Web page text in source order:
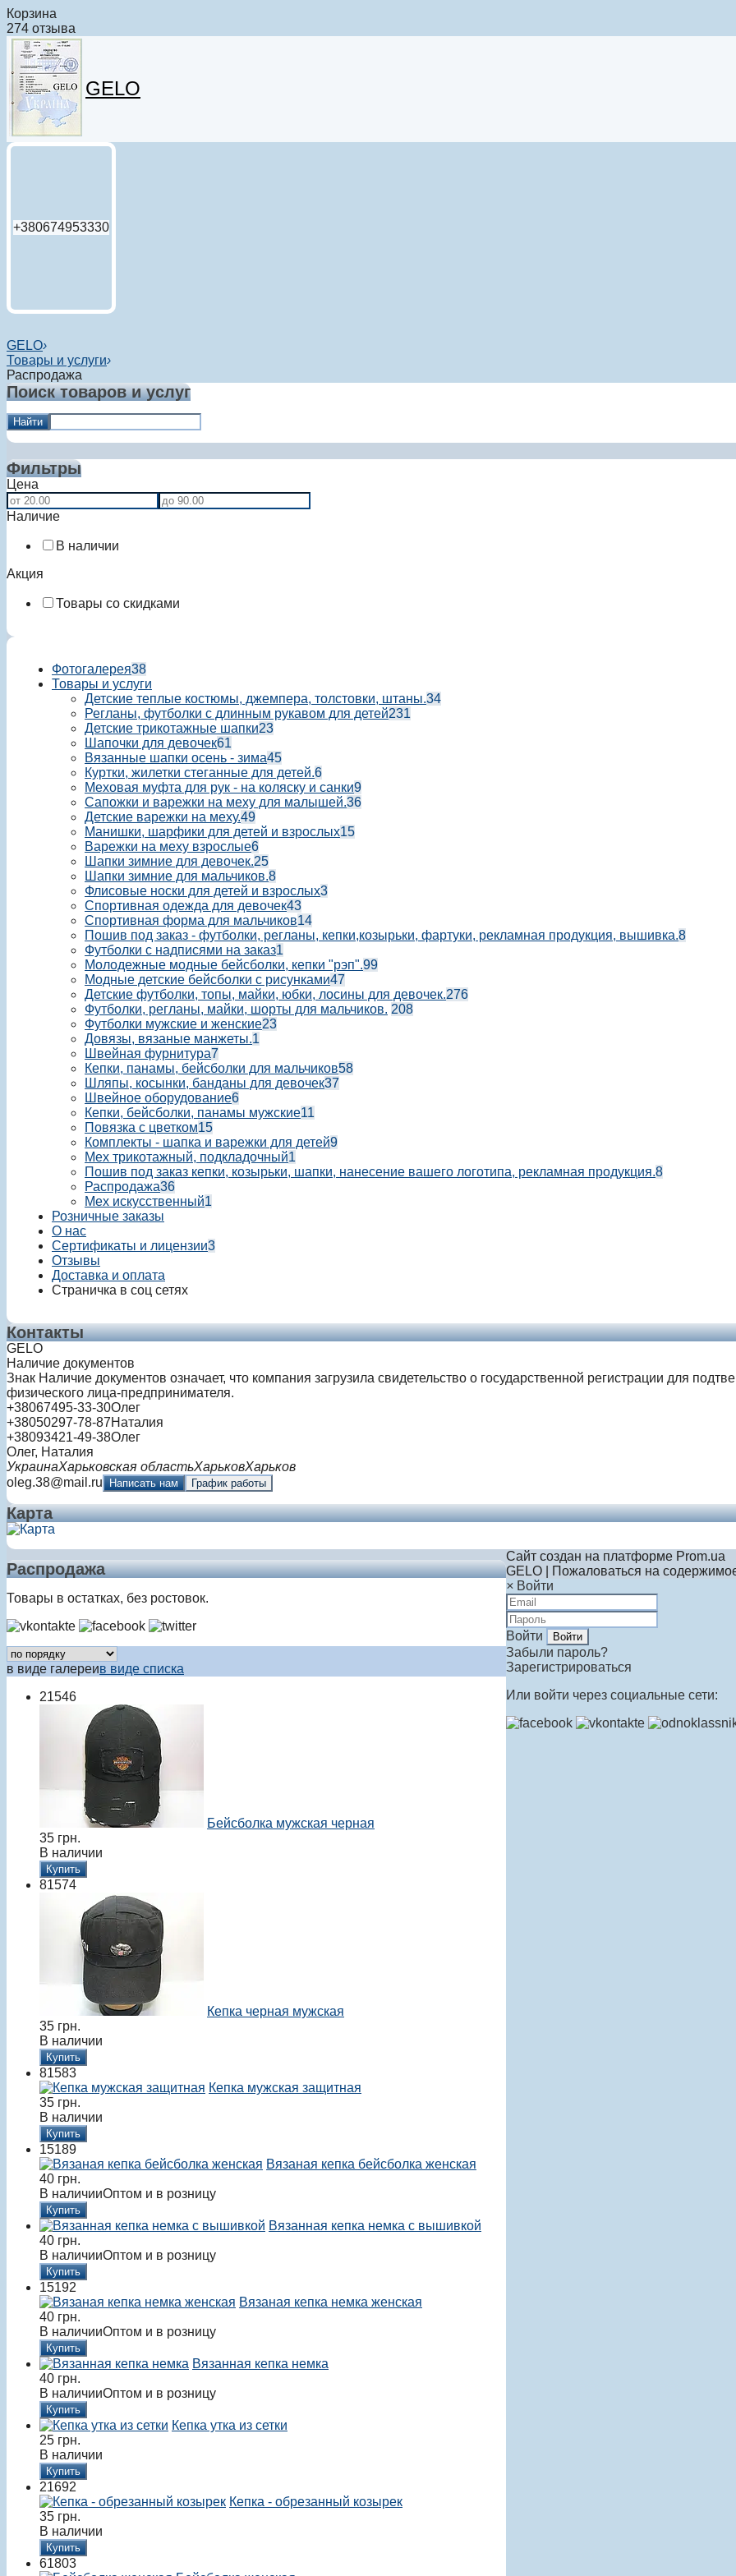
Корзина
274 отзыва
GELO
+380674953330
GELO›
Товары и услуги›
Распродажа
Поиск товаров и услуг
Найти
Фильтры
Цена
Наличие
В наличии
Акция
Товары со скидками
Фотогалерея38
Товары и услуги
Детские теплые костюмы, джемпера, толстовки, штаны.34
Регланы, футболки с длинным рукавом для детей231
Детские трикотажные шапки23
Шапочки для девочек61
Вязанные шапки осень - зима45
Куртки, жилетки стеганные для детей.6
Меховая муфта для рук - на коляску и санки9
Сапожки и варежки на меху для малышей.36
Детские варежки на меху.49
Манишки, шарфики для детей и взрослых15
Варежки на меху взрослые6
Шапки зимние для девочек.25
Шапки зимние для мальчиков.8
Флисовые носки для детей и взрослых3
Спортивная одежда для девочек43
Спортивная форма для мальчиков14
Пошив под заказ - футболки, регланы, кепки,козырьки, фартуки, рекламная продукция, вышивка.8
Футболки с надписями на заказ1
Молодежные модные бейсболки, кепки "рэп".99
Модные детские бейсболки с рисунками47
Детские футболки, топы, майки, юбки, лосины для девочек.276
Футболки, регланы, майки, шорты для мальчиков. 208
Футболки мужские и женские23
Довязы, вязаные манжеты.1
Швейная фурнитура7
Кепки, панамы, бейсболки для мальчиков58
Шляпы, косынки, банданы для девочек37
Швейное оборудование6
Кепки, бейсболки, панамы мужские11
Повязка с цветком15
Комплекты - шапка и варежки для детей9
Мех трикотажный, подкладочный1
Пошив под заказ кепки, козырьки, шапки, нанесение вашего логотипа, рекламная продукция.8
Распродажа36
Мех искусственный1
Розничные заказы
О нас
Сертификаты и лицензии3
Отзывы
Доставка и оплата
Страничка в соц сетях
Контакты
GELO
Наличие документов
Знак Наличие документов означает, что компания загрузила свидетельство о государственной регистрации для
физического лица-предпринимателя.
+38067495-33-30Олег
+38050297-78-87Наталия
+38093421-49-38Олег
Олег, Наталия
УкраинаХарьковская областьХарьковХарьков
oleg.38@mail.ru Написать нам График работы
Карта
Распродажа
Товары в остатках, без ростовок.
в виде галереив виде списка
21546
Бейсболка мужская черная
35 грн.
В наличии
Купить
81574
Кепка черная мужская
35 грн.
В наличии
Купить
81583
Кепка мужская защитная
35 грн.
В наличии
Купить
15189
Вязаная кепка бейсболка женская
40 грн.
В наличииОптом и в розницу
Купить
Вязанная кепка немка с вышивкой
40 грн.
В наличииОптом и в розницу
Купить
15192
Вязаная кепка немка женская
40 грн.
В наличииОптом и в розницу
Купить
Вязанная кепка немка
40 грн.
В наличииОптом и в розницу
Купить
Кепка утка из сетки
25 грн.
В наличии
Купить
21692
Кепка - обрезанный козырек
35 грн.
В наличии
Купить
61803
Сайт создан на платформе Prom.ua
GELO | Пожаловаться на
× Войти
Войти
Забыли пароль?
Зарегистрироваться
Или войти через социальные сети: